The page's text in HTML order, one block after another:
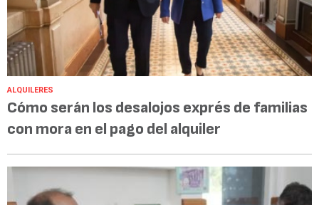
ALQUILERES
Cómo serán los desalojos exprés de familias
con mora en el pago del alquiler